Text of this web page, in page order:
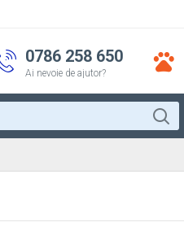
0786 258 650
Ai nevoie de ajutor?